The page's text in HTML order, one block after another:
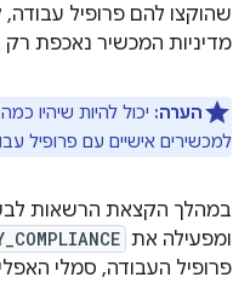
מדיניות המכשיר נאכפת
הערה: יכול להיות שיהיו
למכשירים אישיים עם פרופיל
ומפעילה את
פרופיל העבודה, סמלי